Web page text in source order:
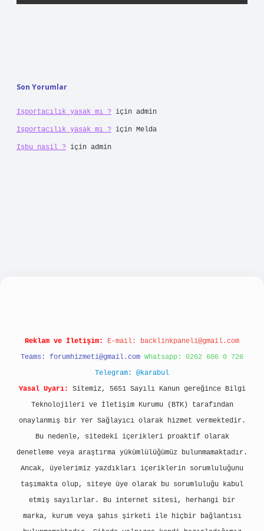
Son Yorumlar
Işportacılık yasak mı ? için admin
Işportacılık yasak mı ? için Melda
Işbu nasil ? için admin
Reklam ve İletişim: E-mail: backlinkpaneli@gmail.com
Teams: forumhizmeti@gmail.com Whatsapp: 0262 606 0 726
Telegram: @karabul
Yasal Uyarı:
Sitemiz, 5651 Sayılı Kanun gereğince Bilgi
Teknolojileri ve İletişim Kurumu (BTK) tarafından
onaylanmış bir Yer Sağlayıcı olarak hizmet vermektedir.
Bu nedenle, sitedeki içerikleri proaktif olarak
denetleme veya araştırma yükümlülüğümüz bulunmamaktadır.
Ancak, üyelerimiz yazdıkları içeriklerin sorumluluğunu
taşımakta olup, siteye üye olarak bu sorumluluğu kabul
etmiş sayılırlar. Bu internet sitesi, herhangi bir
marka, kurum veya şahıs şirketi ile hiçbir bağlantısı